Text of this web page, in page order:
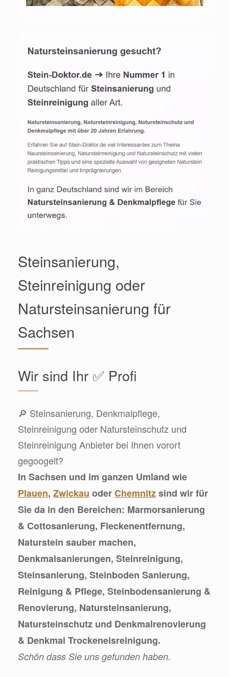
Steinsanierung,
Steinreinigung oder
Natursteinsanierung für
Sachsen
Wir sind Ihr ✅ Profi
🔎 Steinsanierung, Denkmalpflege,
Steinreinigung oder Natursteinschutz und
Steinreinigung Anbieter bei Ihnen vorort
gegoogelt?
In Sachsen und im ganzen Umland wie
Plauen, Zwickau oderChemnitzsind wir für
Sie da in den Bereichen: Marmorsanierung
& Cottosanierung, Fleckenentfernung,
Naturstein sauber machen,
Denkmalsanierungen, Steinreinigung,
Steinsanierung, Steinboden Sanierung,
Reinigung & Pflege, Steinbodensanierung &
Renovierung, Natursteinsanierung,
Natursteinschutz und Denkmalrenovierung
& Denkmal Trockeneisreinigung.
Schön dass Sie uns gefunden haben.